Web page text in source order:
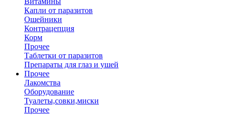
Капли от паразитов
Ошейники
Контрацепция
Корм
Прочее
Таблетки от паразитов
Препараты для глаз и ушей
Прочее
Лакомства
Оборудование
Туалеты,совки,миски
Прочее